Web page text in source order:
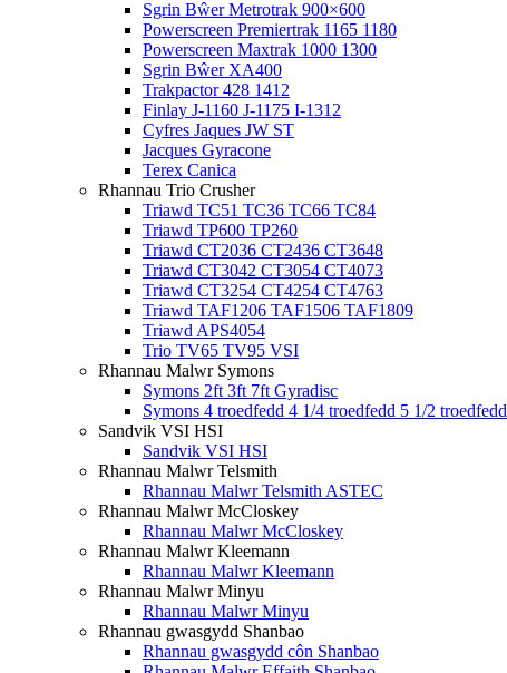
Sgrin Bŵer Metrotrak 900×600
Powerscreen Premiertrak 1165 1180
Powerscreen Maxtrak 1000 1300
Sgrin Bŵer XA400
Trakpactor 428 1412
Finlay J-1160 J-1175 I-1312
Cyfres Jaques JW ST
Jacques Gyracone
Terex Canica
Rhannau Trio Crusher
Triawd TC51 TC36 TC66 TC84
Triawd TP600 TP260
Triawd CT2036 CT2436 CT3648
Triawd CT3042 CT3054 CT4073
Triawd CT3254 CT4254 CT4763
Triawd TAF1206 TAF1506 TAF1809
Triawd APS4054
Trio TV65 TV95 VSI
Rhannau Malwr Symons
Symons 2ft 3ft 7ft Gyradisc
Symons 4 troedfedd 4 1/4 troedfedd 5 1/2 troedfedd
Sandvik VSI HSI
Sandvik VSI HSI
Rhannau Malwr Telsmith
Rhannau Malwr Telsmith ASTEC
Rhannau Malwr McCloskey
Rhannau Malwr McCloskey
Rhannau Malwr Kleemann
Rhannau Malwr Kleemann
Rhannau Malwr Minyu
Rhannau Malwr Minyu
Rhannau gwasgydd Shanbao
Rhannau gwasgydd côn Shanbao